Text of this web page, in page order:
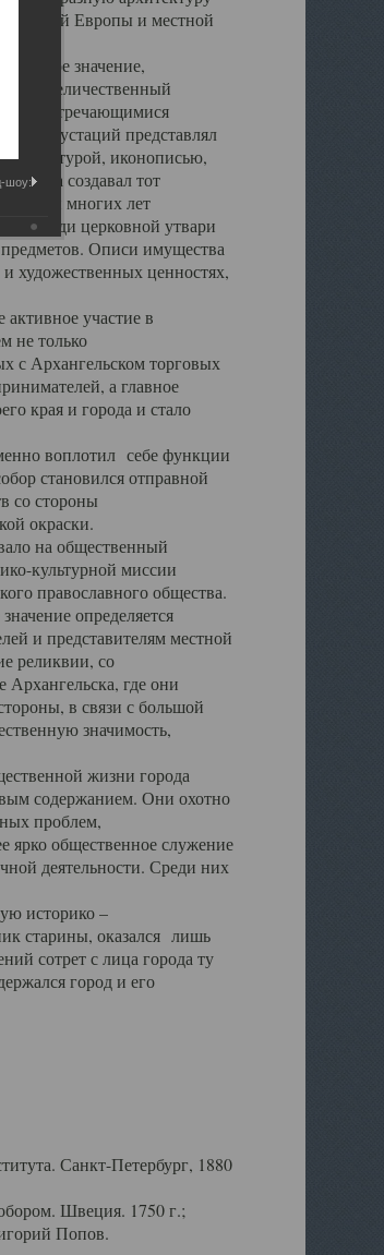
Европы и местной
значение,
и величественный
не встречающимися
инкрустаций представлял
иконописью,
храма создавал тот
многих лет
среди церковной утвари
Описи имущества
художественных ценностях,
участие в
не только
с Архангельском торговых
а главное
края и города и стало
воплотил себе функции
становился отправной
со стороны
окраски.
на общественный
культурной миссии
православного общества.
определяется
и представителям местной
реликвии, со
Архангельска, где они
в связи с большой
значимость,
жизни города
содержанием. Они охотно
проблем,
ярко общественное служение
деятельности. Среди них
историко –
старины, оказался лишь
сотрет с лица города ту
город и его
Санкт-Петербург, 1880
Швеция. 1750 г.;
Попов.
шоу: